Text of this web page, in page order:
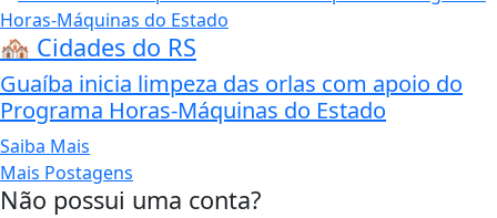
🏘️ Cidades do RS
Guaíba inicia limpeza das orlas com apoio do
Programa Horas-Máquinas do Estado
Saiba Mais
Mais Postagens
Não possui uma conta?